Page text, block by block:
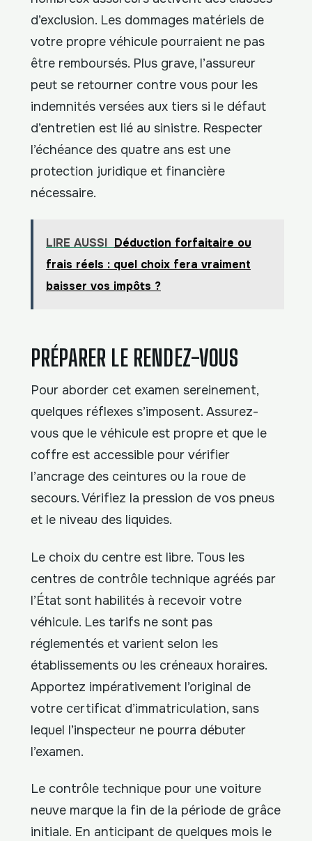
d’exclusion. Les dommages matériels de
votre propre véhicule pourraient ne pas
être remboursés. Plus grave, l’assureur
peut se retourner contre vous pour les
indemnités versées aux tiers si le défaut
d’entretien est lié au sinistre. Respecter
l’échéance des quatre ans est une
protection juridique et financière
nécessaire.
LIRE AUSSI Déduction forfaitaire ou
frais réels : quel choix fera vraiment
baisser vos impôts ?
PRÉPARER LE RENDEZ-VOUS
Pour aborder cet examen sereinement,
quelques réflexes s’imposent. Assurez-
vous que le véhicule est propre et que le
coffre est accessible pour vérifier
l’ancrage des ceintures ou la roue de
secours. Vérifiez la pression de vos pneus
et le niveau des liquides.
Le choix du centre est libre. Tous les
centres de contrôle technique agréés par
l’État sont habilités à recevoir votre
véhicule. Les tarifs ne sont pas
réglementés et varient selon les
établissements ou les créneaux horaires.
Apportez impérativement l’original de
votre certificat d’immatriculation, sans
lequel l’inspecteur ne pourra débuter
l’examen.
Le contrôle technique pour une voiture
neuve marque la fin de la période de grâce
initiale. En anticipant de quelques mois le